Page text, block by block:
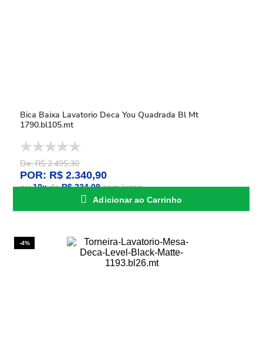
Bica Baixa Lavatorio Deca You Quadrada Bl Mt
1790.bl105.mt
De: R$ 2.495,30
POR: R$ 2.340,90
ou10xdeR$ 234,09sem juros
Adicionar ao Carrinho
-4%